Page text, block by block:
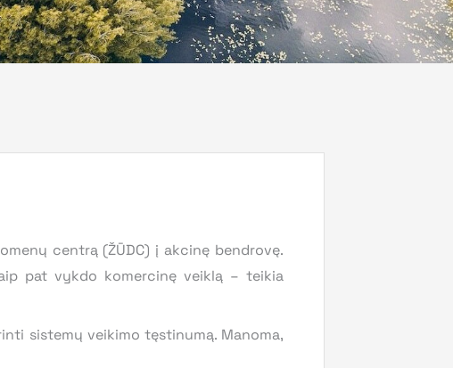
centrą (ŽŪDC) į akcinę bendrovę.
pat vykdo komercinę veiklą – teikia
sistemų veikimo tęstinumą. Manoma,